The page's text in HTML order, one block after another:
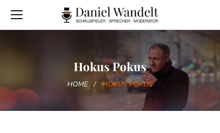
Hokus Pokus
HOME HOKUS POKUS